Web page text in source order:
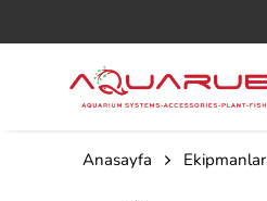
Anasayfa Ekipmanlar